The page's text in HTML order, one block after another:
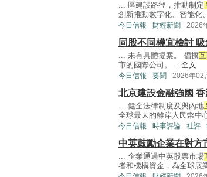
... 區建設路徑，推動制定
創新推動數字化、智能化
今日信報 財經新聞 2026
同股不同權宜檢討
... 未有具體提案。 倡擴
市的國際公司。 ...全文
今日信報 要聞 2026年02
北京建設金融強國
... 健全法律制度及與內地
全球最大的離岸人民幣中
今日信報 時事評論 社評
中英鼓勵企業在對方
... 企業通過中英股票市場
者和機構資金，為全球展